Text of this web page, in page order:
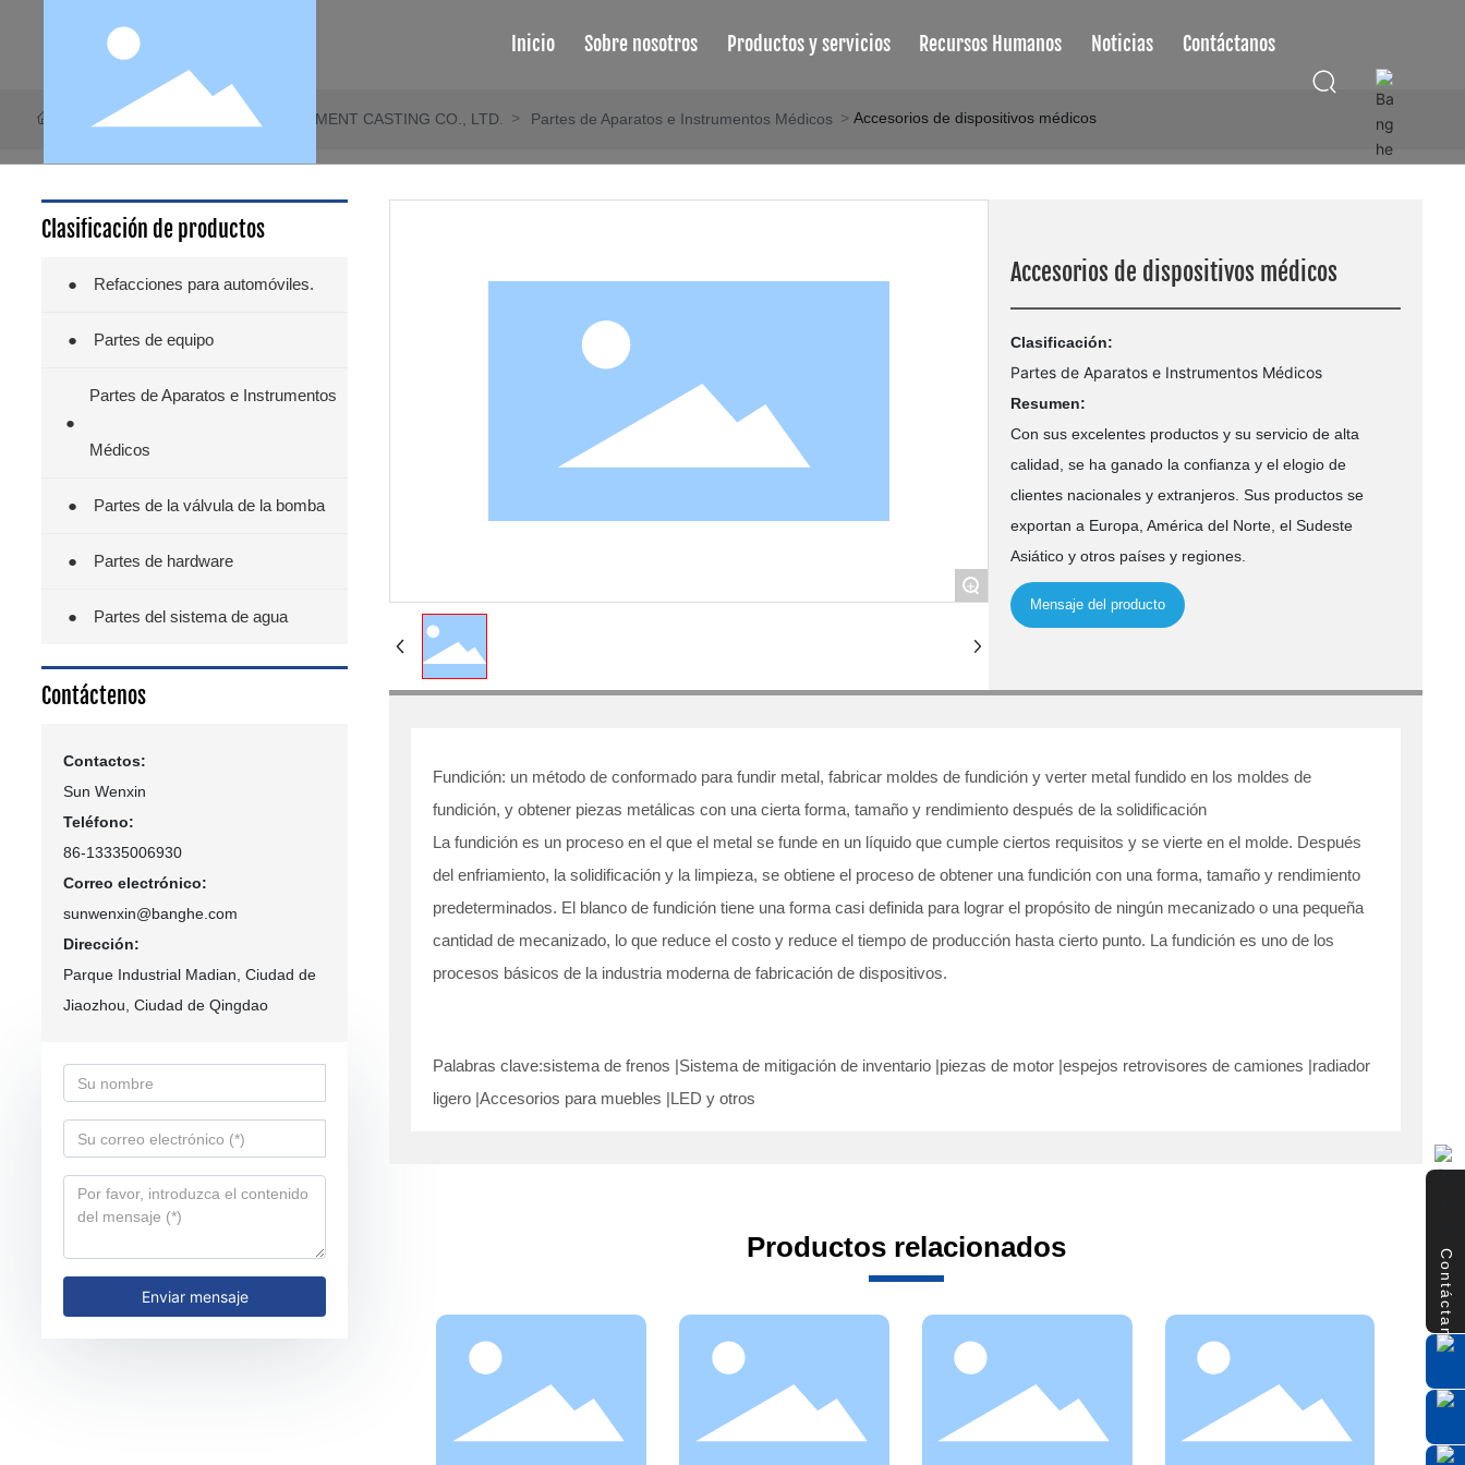
Inicio Sobre nosotros Productos y servicios Recursos Humanos Noticias Contáctanos
QINGDAO BANGHE INVESTMENT CASTING CO., LTD. Partes de Aparatos e Instrumentos Médicos Accesorios de dispositivos médicos
Clasificación de productos
● Refacciones para automóviles.
● Partes de equipo
●
Partes de Aparatos e Instrumentos
Médicos
● Partes de la válvula de la bomba
● Partes de hardware
● Partes del sistema de agua
Contáctenos
Contactos:
Sun Wenxin
Teléfono:
86-13335006930
Correo electrónico:
sunwenxin@banghe.com
Dirección:
Parque Industrial Madian, Ciudad de
Jiaozhou, Ciudad de Qingdao
Enviar mensaje
+
Accesorios de dispositivos médicos
Clasificación:
Partes de Aparatos e Instrumentos Médicos
Resumen:
Con sus excelentes productos y su servicio de alta
calidad, se ha ganado la confianza y el elogio de
clientes nacionales y extranjeros. Sus productos se
exportan a Europa, América del Norte, el Sudeste
Asiático y otros países y regiones.
Mensaje del producto
Fundición: un método de conformado para fundir metal, fabricar moldes de fundición y verter metal fundido en los moldes de
fundición, y obtener piezas metálicas con una cierta forma, tamaño y rendimiento después de la solidificación
La fundición es un proceso en el que el metal se funde en un líquido que cumple ciertos requisitos y se vierte en el molde. Después
del enfriamiento, la solidificación y la limpieza, se obtiene el proceso de obtener una fundición con una forma, tamaño y rendimiento
predeterminados. El blanco de fundición tiene una forma casi definida para lograr el propósito de ningún mecanizado o una pequeña
cantidad de mecanizado, lo que reduce el costo y reduce el tiempo de producción hasta cierto punto. La fundición es uno de los
procesos básicos de la industria moderna de fabricación de dispositivos.
Palabras clave:sistema de frenos |Sistema de mitigación de inventario |piezas de motor |espejos retrovisores de camiones |radiador
ligero |Accesorios para muebles |LED y otros
Productos relacionados
Contáctanos